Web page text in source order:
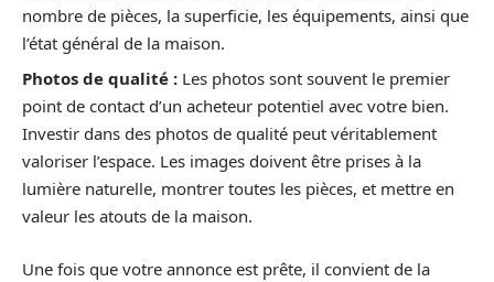
nombre de pièces, la superficie, les équipements, ainsi que
l’état général de la maison.
Photos de qualité : Les photos sont souvent le premier
point de contact d’un acheteur potentiel avec votre bien.
Investir dans des photos de qualité peut véritablement
valoriser l’espace. Les images doivent être prises à la
lumière naturelle, montrer toutes les pièces, et mettre en
valeur les atouts de la maison.
Une fois que votre annonce est prête, il convient de la